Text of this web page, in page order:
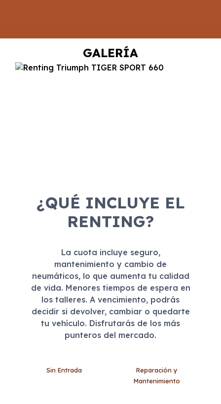
GALERÍA
¿QUÉ INCLUYE EL
RENTING?
La cuota incluye seguro,
mantenimiento y cambio de
neumáticos, lo que aumenta tu calidad
de vida. Menores tiempos de espera en
los talleres. A vencimiento, podrás
decidir si devolver, cambiar o quedarte
tu vehículo. Disfrutarás de los más
punteros del mercado.
Sin Entrada
Reparación y
Mantenimiento